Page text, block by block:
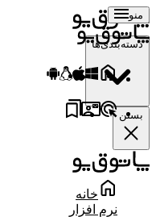
منو
دسته‌بندی‌ها
بستن
خانه
نرم افزار